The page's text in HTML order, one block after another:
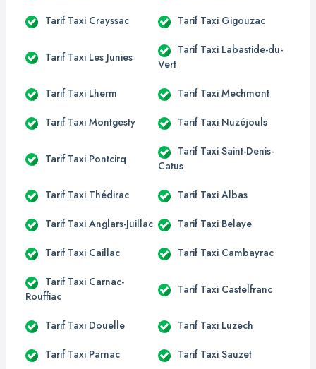
Tarif Taxi Crayssac Tarif Taxi Gigouzac
Tarif Taxi Les Junies
Tarif Taxi Labastide-du-
Vert
Tarif Taxi Lherm Tarif Taxi Mechmont
Tarif Taxi Montgesty Tarif Taxi Nuzéjouls
Tarif Taxi Pontcirq
Tarif Taxi Saint-Denis-
Catus
Tarif Taxi Thédirac Tarif Taxi Albas
Tarif Taxi Anglars-Juillac Tarif Taxi Belaye
Tarif Taxi Caillac Tarif Taxi Cambayrac
Tarif Taxi Carnac-
Rouffiac
Tarif Taxi Castelfranc
Tarif Taxi Douelle Tarif Taxi Luzech
Tarif Taxi Parnac Tarif Taxi Sauzet